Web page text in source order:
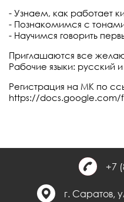
- Узнаем, как работает
- Познакомимся с
- Научимся говорить
Приглашаются все
Рабочие языки: русский
Регистрация на МК по
https://docs.google.com/
+7
г. Саратов,